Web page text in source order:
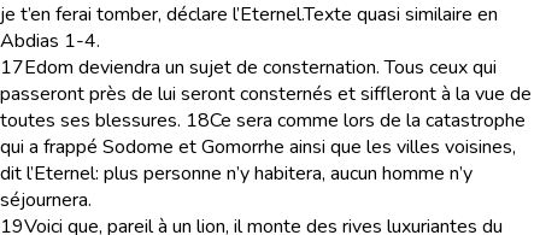
je t’en ferai tomber, déclare l’Eternel.Texte quasi similaire en
Abdias 1-4.
17Edom deviendra un sujet de consternation. Tous ceux qui
passeront près de lui seront consternés et siffleront à la vue de
toutes ses blessures. 18Ce sera comme lors de la catastrophe
qui a frappé Sodome et Gomorrhe ainsi que les villes voisines,
dit l’Eternel: plus personne n’y habitera, aucun homme n’y
séjournera.
19Voici que, pareil à un lion, il monte des rives luxuriantes du